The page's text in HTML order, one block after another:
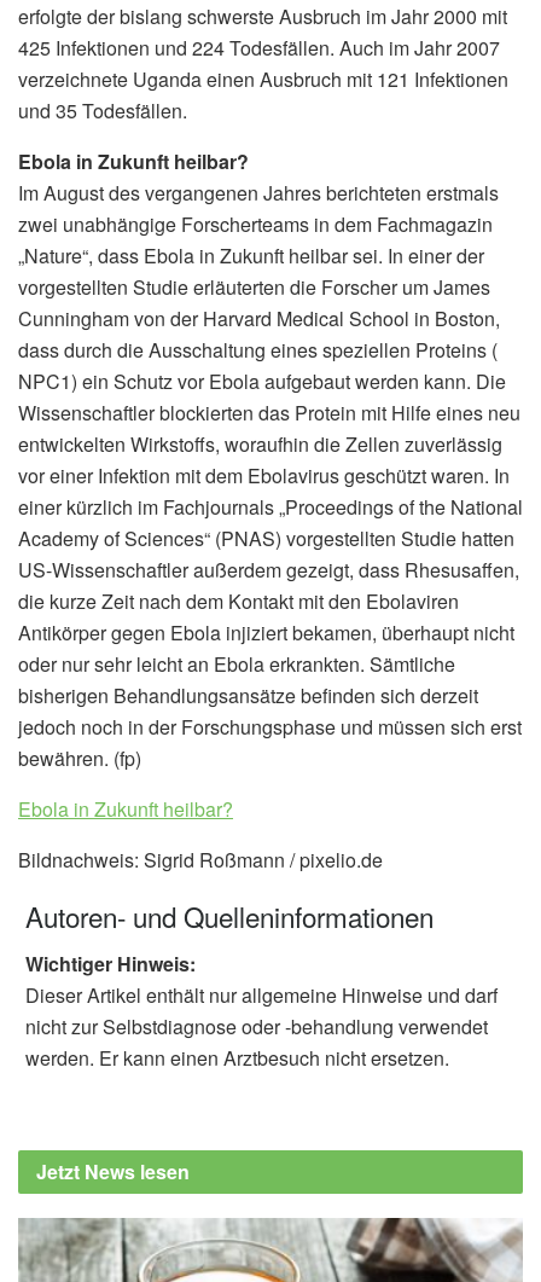
erfolgte der bislang schwerste Ausbruch im Jahr 2000 mit
425 Infektionen und 224 Todesfällen. Auch im Jahr 2007
verzeichnete Uganda einen Ausbruch mit 121 Infektionen
und 35 Todesfällen.
Ebola in Zukunft heilbar?
Im August des vergangenen Jahres berichteten erstmals
zwei unabhängige Forscherteams in dem Fachmagazin
„Nature“, dass Ebola in Zukunft heilbar sei. In einer der
vorgestellten Studie erläuterten die Forscher um James
Cunningham von der Harvard Medical School in Boston,
dass durch die Ausschaltung eines speziellen Proteins (
NPC1) ein Schutz vor Ebola aufgebaut werden kann. Die
Wissenschaftler blockierten das Protein mit Hilfe eines neu
entwickelten Wirkstoffs, woraufhin die Zellen zuverlässig
vor einer Infektion mit dem Ebolavirus geschützt waren. In
einer kürzlich im Fachjournals „Proceedings of the National
Academy of Sciences“ (PNAS) vorgestellten Studie hatten
US-Wissenschaftler außerdem gezeigt, dass Rhesusaffen,
die kurze Zeit nach dem Kontakt mit den Ebolaviren
Antikörper gegen Ebola injiziert bekamen, überhaupt nicht
oder nur sehr leicht an Ebola erkrankten. Sämtliche
bisherigen Behandlungsansätze befinden sich derzeit
jedoch noch in der Forschungsphase und müssen sich erst
bewähren. (fp)
Ebola in Zukunft heilbar?
Bildnachweis: Sigrid Roßmann / pixelio.de
Autoren- und Quelleninformationen
Wichtiger Hinweis:
Dieser Artikel enthält nur allgemeine Hinweise und darf
nicht zur Selbstdiagnose oder -behandlung verwendet
werden. Er kann einen Arztbesuch nicht ersetzen.
Jetzt News lesen